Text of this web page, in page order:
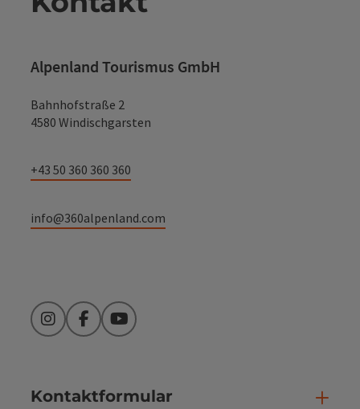
Alpenland Tourismus GmbH
Bahnhofstraße 2
4580 Windischgarsten
+43 50 360 360 360
info@360alpenland.com
InstagramFacebookYouTube
Kontaktformular